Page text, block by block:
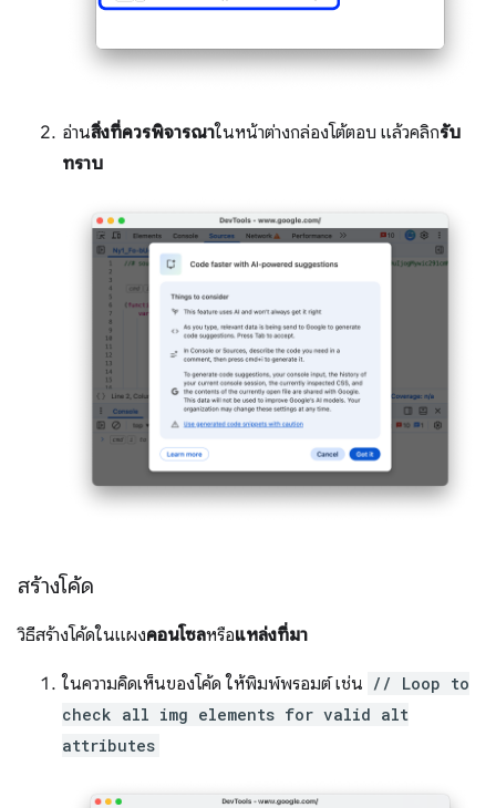
อ่านสิ่งที่ควรพิจารณาในหน้าต่างกล่องโต้ตอบ แล้วคลิกรับ
ทราบ
สร้างโค้ด
วิธีสร้างโค้ดในแผงคอนโซลหรือแหล่งที่มา
ในความคิดเห็นของโค้ด ให้พิมพ์พรอมต์ เช่น // Loop to
check all img elements for valid alt
attributes